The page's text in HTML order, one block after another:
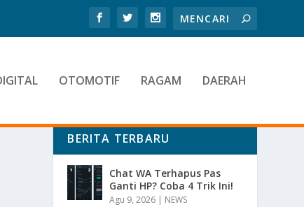
OTOMOTIF RAGAM DAERAH
BERITA TERBARU
Chat WA Terhapus Pas
Ganti HP? Coba 4 Trik Ini!
Agu 9, 2026 | NEWS